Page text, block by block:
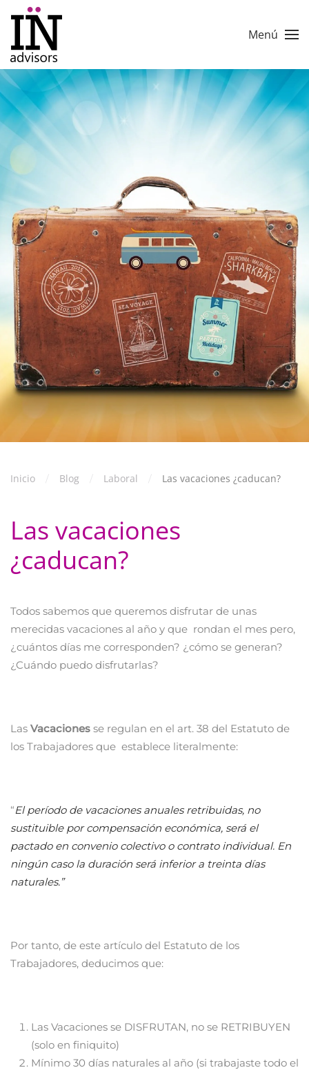
Skip to main content Menú
Inicio Blog Laboral Las vacaciones ¿caducan?
Las vacaciones
¿caducan?
Todos sabemos que queremos disfrutar de unas
merecidas vacaciones al año y que rondan el mes pero,
¿cuántos días me corresponden? ¿cómo se generan?
¿Cuándo puedo disfrutarlas?
Las Vacaciones se regulan en el art. 38 del Estatuto de
los Trabajadores que establece literalmente:
“El período de vacaciones anuales retribuidas, no
sustituible por compensación económica, será el
pactado en convenio colectivo o contrato individual. En
ningún caso la duración será inferior a treinta días
naturales.”
Por tanto, de este artículo del Estatuto de los
Trabajadores, deducimos que:
Las Vacaciones se DISFRUTAN, no se RETRIBUYEN
(solo en finiquito)
Mínimo 30 días naturales al año (si trabajaste todo el